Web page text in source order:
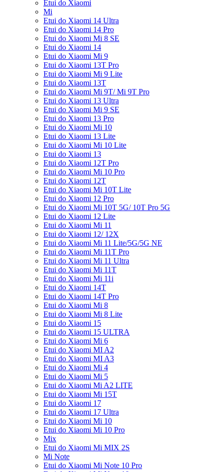
Etui do Xiaomi
Mi
Etui do Xiaomi 14 Ultra
Etui do Xiaomi 14 Pro
Etui do Xiaomi Mi 8 SE
Etui do Xiaomi 14
Etui do Xiaomi Mi 9
Etui do Xiaomi 13T Pro
Etui do Xiaomi Mi 9 Lite
Etui do Xiaomi 13T
Etui do Xiaomi Mi 9T/ Mi 9T Pro
Etui do Xiaomi 13 Ultra
Etui do Xiaomi Mi 9 SE
Etui do Xiaomi 13 Pro
Etui do Xiaomi Mi 10
Etui do Xiaomi 13 Lite
Etui do Xiaomi Mi 10 Lite
Etui do Xiaomi 13
Etui do Xiaomi 12T Pro
Etui do Xiaomi Mi 10 Pro
Etui do Xiaomi 12T
Etui do Xiaomi Mi 10T Lite
Etui do Xiaomi 12 Pro
Etui do Xiaomi Mi 10T 5G/ 10T Pro 5G
Etui do Xiaomi 12 Lite
Etui do Xiaomi Mi 11
Etui do Xiaomi 12/ 12X
Etui do Xiaomi Mi 11 Lite/5G/5G NE
Etui do Xiaomi Mi 11T Pro
Etui do Xiaomi Mi 11 Ultra
Etui do Xiaomi Mi 11T
Etui do Xiaomi Mi 11i
Etui do Xiaomi 14T
Etui do Xiaomi 14T Pro
Etui do Xiaomi Mi 8
Etui do Xiaomi Mi 8 Lite
Etui do Xiaomi 15
Etui do Xiaomi 15 ULTRA
Etui do Xiaomi Mi 6
Etui do Xiaomi MI A2
Etui do Xiaomi MI A3
Etui do Xiaomi Mi 4
Etui do Xiaomi Mi 5
Etui do Xiaomi Mi A2 LITE
Etui do Xiaomi Mi 15T
Etui do Xiaomi 17
Etui do Xiaomi 17 Ultra
Etui do Xiaomi Mi 10
Etui do Xiaomi Mi 10 Pro
Mix
Etui do Xiaomi Mi MIX 2S
Mi Note
Etui do Xiaomi Mi Note 10 Pro